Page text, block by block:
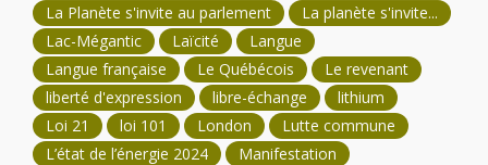
La Planète s'invite au parlement
La planète s'invite...
Lac-Mégantic
Laïcité
Langue
Langue française
Le Québécois
Le revenant
liberté d'expression
libre-échange
lithium
Loi 21
loi 101 London
Lutte commune
L’état de l’énergie 2024
Manifestation